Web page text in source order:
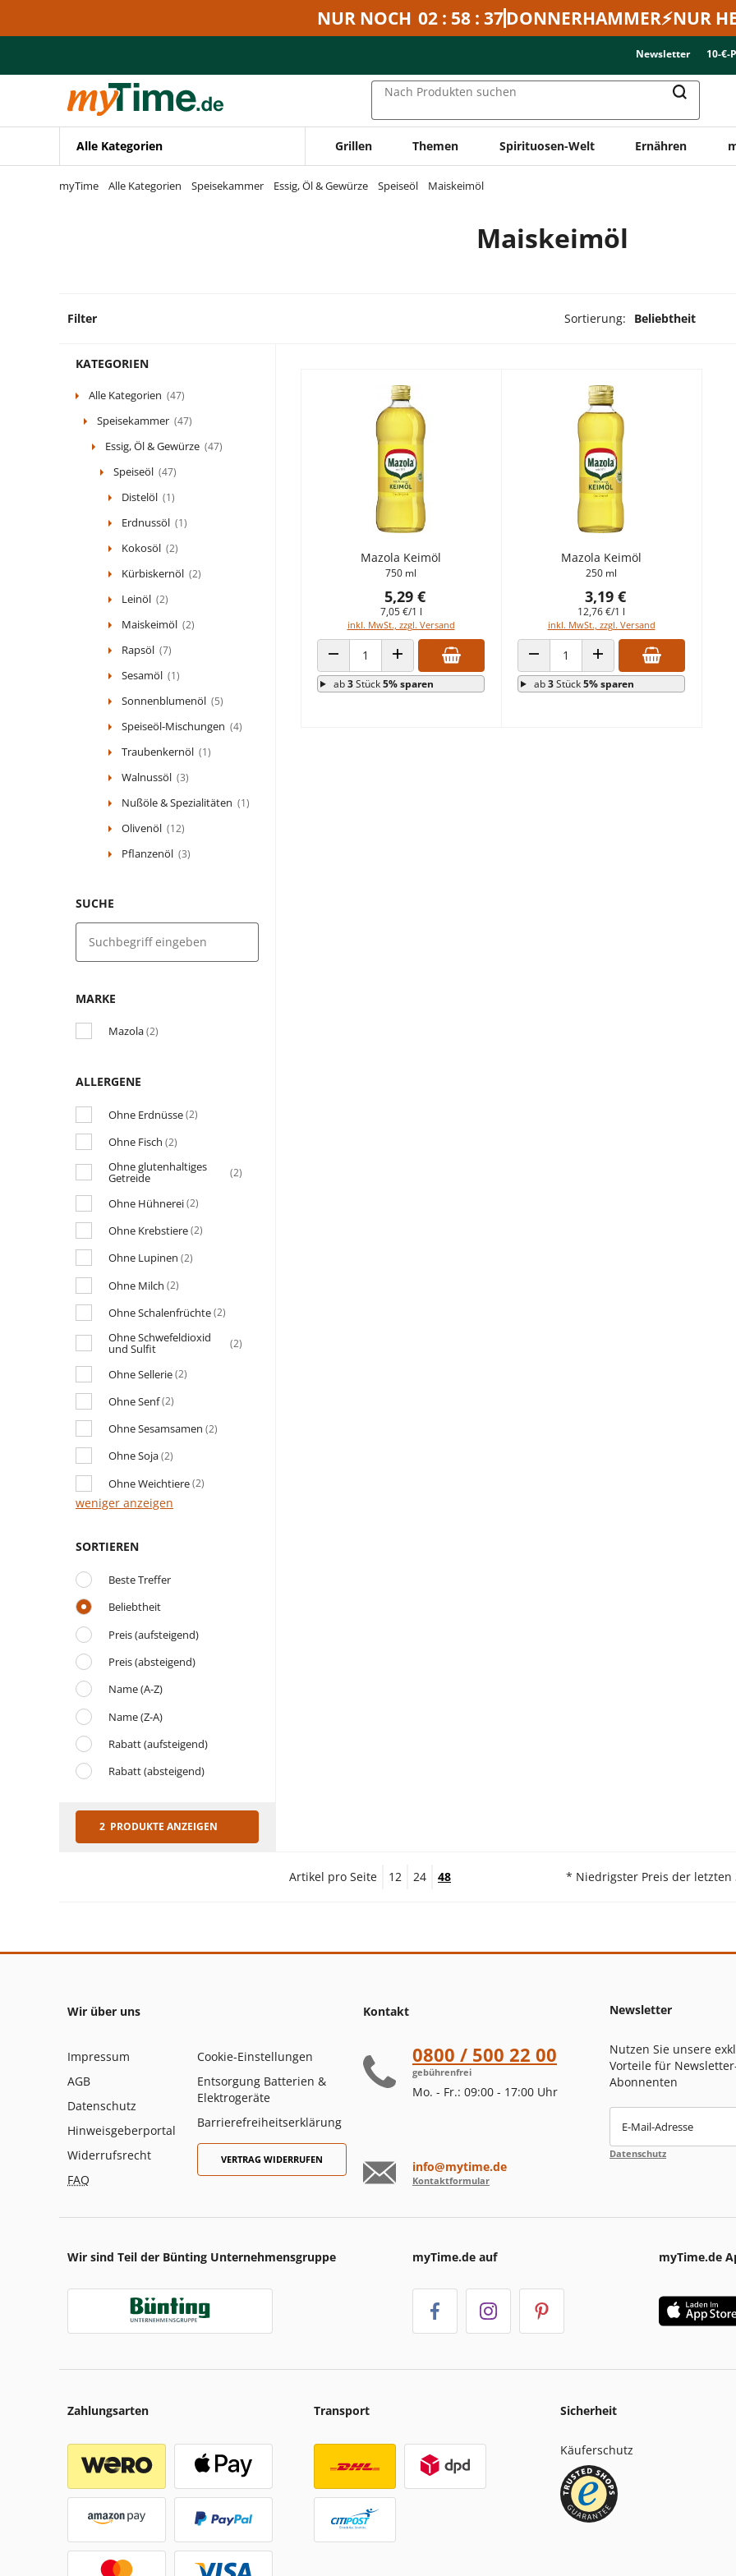
Zur Navigation springen
NUR NOCH 02 : 58 : 37DONNERHAMMER⚡NUR
Newsletter 10-€-
Nach Produkten suchen
Alle Kategorien Grillen Themen Spirituosen-Welt Ernähren
myTime Alle Kategorien Speisekammer Essig, Öl & Gewürze Speiseöl Maiskeimöl
Maiskeimöl
Filter Sortierung: Beliebtheit
KATEGORIEN
Alle Kategorien (47)
Speisekammer (47)
Essig, Öl & Gewürze (47)
Speiseöl (47)
Distelöl (1)
Erdnussöl (1)
Kokosöl (2)
Kürbiskernöl (2)
Leinöl (2)
Maiskeimöl (2)
Rapsöl (7)
Sesamöl (1)
Sonnenblumenöl (5)
Speiseöl-Mischungen (4)
Traubenkernöl (1)
Walnussöl (3)
Nußöle & Spezialitäten (1)
Olivenöl (12)
Pflanzenöl (3)
SUCHE
MARKE
Mazola(2)
ALLERGENE
Ohne Erdnüsse(2)
Ohne Fisch (2)
Ohne glutenhaltiges
Getreide (2)
Ohne Hühnerei(2)
Ohne Krebstiere(2)
Ohne Lupinen (2)
Ohne Milch (2)
Ohne Schalenfrüchte(2)
Ohne Schwefeldioxid
und Sulfit (2)
Ohne Sellerie(2)
Ohne Senf(2)
Ohne Sesamsamen (2)
Ohne Soja(2)
Ohne Weichtiere(2)
weniger anzeigen
SORTIEREN
Beste Treffer
Beliebtheit
Preis (aufsteigend)
Preis (absteigend)
Name (A-Z)
Name (Z-A)
Rabatt (aufsteigend)
Rabatt (absteigend)
2 PRODUKTE ANZEIGEN
Mazola Keimöl
750 ml
5,29 €
7,05 €/1 l
inkl. MwSt., zzgl. Versand
ANZAHL VERRINGERNANZAHL ERHÖHEN
ab3Stück5% sparen
Mazola Keimöl
250 ml
3,19 €
12,76 €/1 l
inkl. MwSt., zzgl. Versand
ANZAHL VERRINGERNANZAHL ERHÖHEN
ab3Stück5% sparen
Artikel pro Seite 12 24 48 * Niedrigster Preis der letzten
Wir über uns
Impressum
AGB
Datenschutz
Hinweisgeberportal
Widerrufsrecht
FAQ
Cookie-Einstellungen
Entsorgung Batterien &
Elektrogeräte
Barrierefreiheitserklärung
VERTRAG WIDERRUFEN
Kontakt
0800 / 500 22 00
gebührenfrei
Mo. - Fr.: 09:00 - 17:00 Uhr
info@mytime.de
Kontaktformular
Newsletter
Nutzen Sie unsere
Vorteile für
Abonnenten
E-Mail-Adresse
Datenschutz
Wir sind Teil der Bünting Unternehmensgruppe myTime.de auf myTime.de
Zahlungsarten Transport Sicherheit
Käuferschutz